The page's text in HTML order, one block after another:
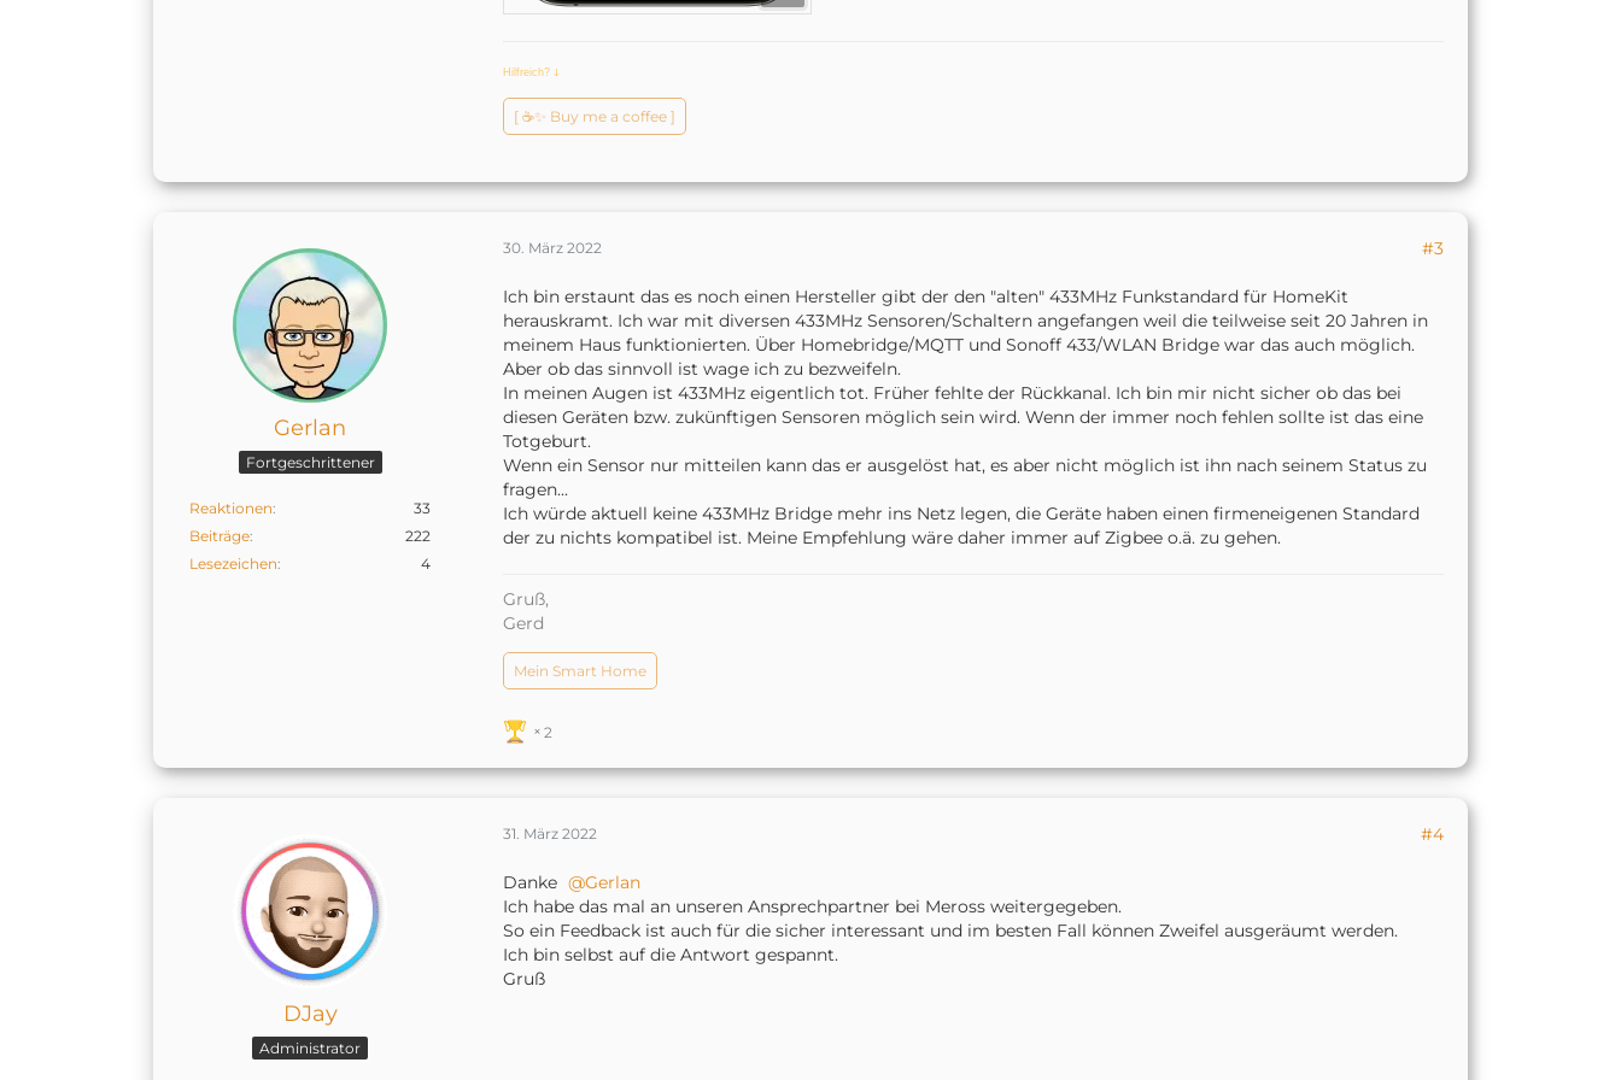
Hilfreich? ↆ
[ ☕️✨ Buy me a coffee ]
Gerlan
Fortgeschrittener
Reaktionen
33
Beiträge
222
Lesezeichen
4
30. März 2022 #3
Ich bin erstaunt das es noch einen Hersteller gibt der den "alten" 433MHz Funkstandard für HomeKit
herauskramt. Ich war mit diversen 433MHz Sensoren/Schaltern angefangen weil die teilweise seit 20 Jahren in
meinem Haus funktionierten. Über Homebridge/MQTT und Sonoff 433/WLAN Bridge war das auch möglich.
Aber ob das sinnvoll ist wage ich zu bezweifeln.
In meinen Augen ist 433MHz eigentlich tot. Früher fehlte der Rückkanal. Ich bin mir nicht sicher ob das bei
diesen Geräten bzw. zukünftigen Sensoren möglich sein wird. Wenn der immer noch fehlen sollte ist das eine
Totgeburt.
Wenn ein Sensor nur mitteilen kann das er ausgelöst hat, es aber nicht möglich ist ihn nach seinem Status zu
fragen...
Ich würde aktuell keine 433MHz Bridge mehr ins Netz legen, die Geräte haben einen firmeneigenen Standard
der zu nichts kompatibel ist. Meine Empfehlung wäre daher immer auf Zigbee o.ä. zu gehen.
Gruß,
Gerd
Mein Smart Home
2
DJay
Administrator
31. März 2022 #4
Danke
Gerlan
Ich habe das mal an unseren Ansprechpartner bei Meross weitergegeben.
So ein Feedback ist auch für die sicher interessant und im besten Fall können Zweifel ausgeräumt werden.
Ich bin selbst auf die Antwort gespannt.
Gruß